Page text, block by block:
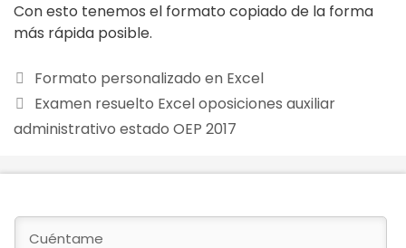
Con esto tenemos el formato copiado de la forma
más rápida posible.
Formato personalizado en Excel
Examen resuelto Excel oposiciones auxiliar
administrativo estado OEP 2017